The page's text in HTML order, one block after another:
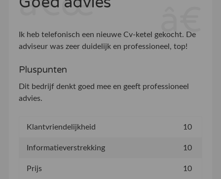
Ik heb telefonisch een nieuwe Cv-ketel gekocht. De
adviseur was zeer duidelijk en professioneel, top!
Pluspunten
Dit bedrijf denkt goed mee en geeft professioneel
advies.
Klantvriendelijkheid 10
Informatieverstrekking 10
Prijs 10